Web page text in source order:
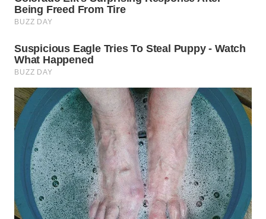
LABUANBAJO
BORNEO
Wahana
Media
Group
WAHANA
NEWS
WAHANA
TANI
WAHANA